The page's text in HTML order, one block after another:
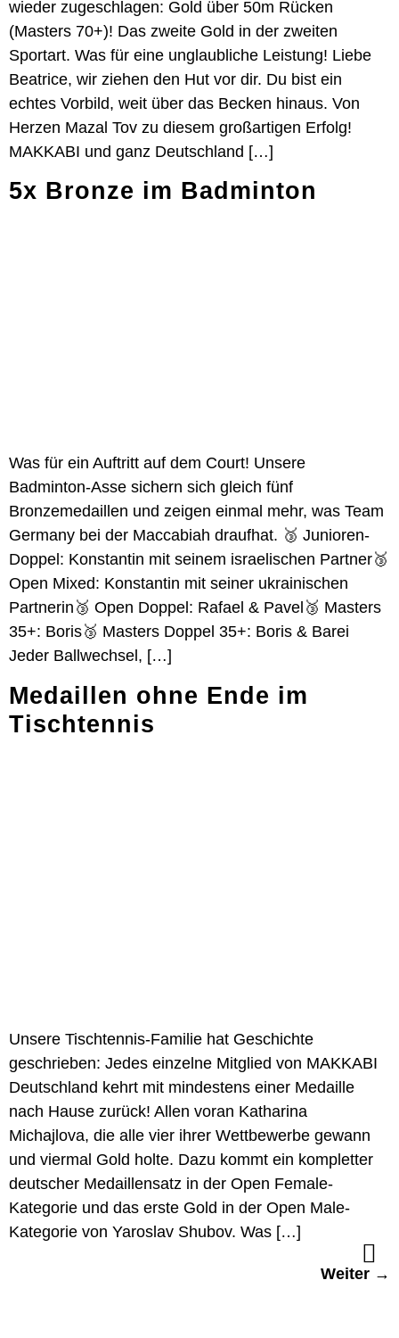
wieder zugeschlagen: Gold über 50m Rücken
(Masters 70+)! Das zweite Gold in der zweiten
Sportart. Was für eine unglaubliche Leistung! Liebe
Beatrice, wir ziehen den Hut vor dir. Du bist ein
echtes Vorbild, weit über das Becken hinaus. Von
Herzen Mazal Tov zu diesem großartigen Erfolg!
MAKKABI und ganz Deutschland […]
5x Bronze im Badminton
Was für ein Auftritt auf dem Court! Unsere
Badminton-Asse sichern sich gleich fünf
Bronzemedaillen und zeigen einmal mehr, was Team
Germany bei der Maccabiah draufhat. 🥉 Junioren-
Doppel: Konstantin mit seinem israelischen Partner🥉
Open Mixed: Konstantin mit seiner ukrainischen
Partnerin🥉 Open Doppel: Rafael & Pavel🥉 Masters
35+: Boris🥉 Masters Doppel 35+: Boris & Barei
Jeder Ballwechsel, […]
Medaillen ohne Ende im
Tischtennis
Unsere Tischtennis-Familie hat Geschichte
geschrieben: Jedes einzelne Mitglied von MAKKABI
Deutschland kehrt mit mindestens einer Medaille
nach Hause zurück! Allen voran Katharina
Michajlova, die alle vier ihrer Wettbewerbe gewann
und viermal Gold holte. Dazu kommt ein kompletter
deutscher Medaillensatz in der Open Female-
Kategorie und das erste Gold in der Open Male-
Kategorie von Yaroslav Shubov. Was […]
Weiter →